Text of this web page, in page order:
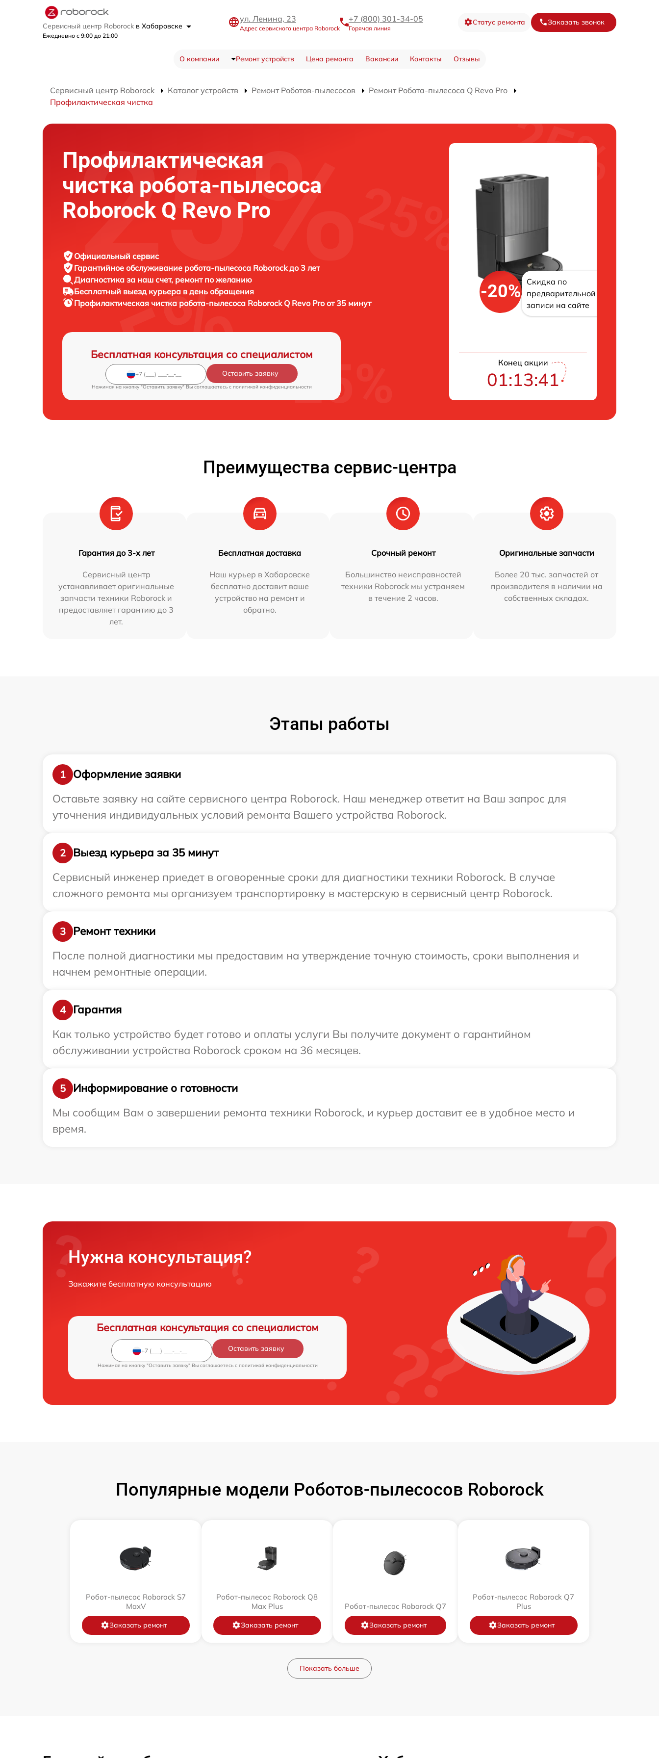
Сервисный центр Roborock в Хабаровске
Ежедневно с 9:00 до 21:00
ул. Ленина, 23
Адрес сервисного центра Roborock
+7 (800) 301-34-05
Горячая линия
Статус ремонта Заказать звонок
О компании Ремонт устройств Цена ремонта Вакансии Контакты Отзывы
Сервисный центр Roborock Каталог устройств Ремонт Роботов-пылесосов
Ремонт Робота-пылесоса Q Revo Pro
Профилактическая чистка
Профилактическая
чистка робота-пылесоса
Roborock Q Revo Pro
Официальный сервис
Гарантийное обслуживание робота-пылесоса Roborock до 3 лет
Диагностика за наш счет, ремонт по желанию
Бесплатный выезд курьера в день обращения
Профилактическая чистка робота-пылесоса Roborock Q Revo Pro от 35 минут
Бесплатная консультация со специалистом
Оставить заявку
Нажимая на кнопку "Оставить заявку" Вы соглашаетесь c политикой конфиденциальности
-20%
Скидка по
предварительной
записи на сайте
Конец акции
01:13:40
Преимущества сервис-центра
Гарантия до 3-х лет
Сервисный центр
устанавливает оригинальные
запчасти техники Roborock и
предоставляет гарантию до 3
лет.
Бесплатная доставка
Наш курьер в Хабаровске
бесплатно доставит ваше
устройство на ремонт и
обратно.
Срочный ремонт
Большинство неисправностей
техники Roborock мы устраняем
в течение 2 часов.
Оригинальные запчасти
Более 20 тыс. запчастей от
производителя в наличии на
собственных складах.
Этапы работы
1
Оформление заявки
Оставьте заявку на сайте сервисного центра Roborock. Наш менеджер ответит на Ваш запрос для
уточнения индивидуальных условий ремонта Вашего устройства Roborock.
2
Выезд курьера за 35 минут
Сервисный инженер приедет в оговоренные сроки для диагностики техники Roborock. В случае
сложного ремонта мы организуем транспортировку в мастерскую в сервисный центр Roborock.
3
Ремонт техники
После полной диагностики мы предоставим на утверждение точную стоимость, сроки выполнения и
начнем ремонтные операции.
4
Гарантия
Как только устройство будет готово и оплаты услуги Вы получите документ о гарантийном
обслуживании устройства Roborock сроком на 36 месяцев.
5
Информирование о готовности
Мы сообщим Вам о завершении ремонта техники Roborock, и курьер доставит ее в удобное место и
время.
Нужна консультация?
Закажите бесплатную консультацию
Бесплатная консультация со специалистом
Оставить заявку
Нажимая на кнопку "Оставить заявку" Вы соглашаетесь c политикой конфиденциальности
Популярные модели Роботов-пылесосов Roborock
Робот-пылесос Roborock S7
MaxV
Заказать ремонт
Робот-пылесос Roborock Q8
Max Plus
Заказать ремонт
Робот-пылесос Roborock Q7
Заказать ремонт
Робот-пылесос Roborock Q7
Plus
Заказать ремонт
Показать больше